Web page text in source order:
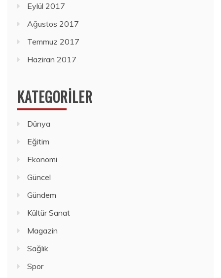
Eylül 2017
Ağustos 2017
Temmuz 2017
Haziran 2017
KATEGORILER
Dünya
Eğitim
Ekonomi
Güncel
Gündem
Kültür Sanat
Magazin
Sağlık
Spor